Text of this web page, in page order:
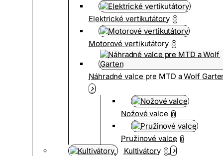
Elektrické vertikutátory 0
Motorové vertikutátory 0
Náhradné valce pre MTD a Wolf
Nožové valce 0
Pružinové valce 0
Kultivátory 0